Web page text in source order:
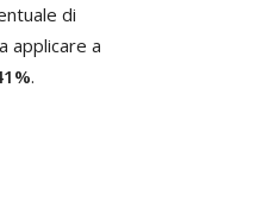
di
applicare a
.